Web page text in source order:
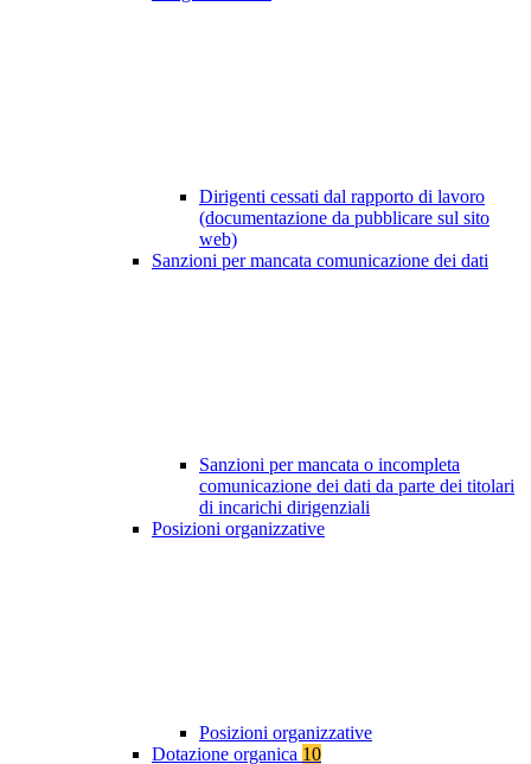
Dirigenti cessati dal rapporto di lavoro
(documentazione da pubblicare sul sito
web)
Sanzioni per mancata comunicazione dei dati
Sanzioni per mancata o incompleta
comunicazione dei dati da parte dei titolari
di incarichi dirigenziali
Posizioni organizzative
Posizioni organizzative
Dotazione organica 10